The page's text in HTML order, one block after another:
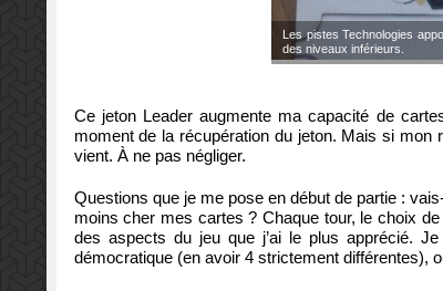
Les pistes Technologies
des niveaux inférieurs.
Ce jeton Leader augmente ma capacité de
moment de la récupération du jeton. Mais si mon
vient. À ne pas négliger.
Questions que je me pose en début de partie :
moins cher mes cartes ? Chaque tour, le choix
des aspects du jeu que j’ai le plus apprécié.
démocratique (en avoir 4 strictement différentes),